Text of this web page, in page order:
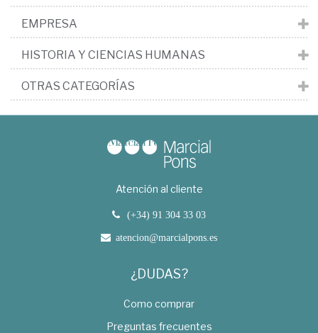
EMPRESA
HISTORIA Y CIENCIAS HUMANAS
OTRAS CATEGORÍAS
Atención al cliente
(+34) 91 304 33 03
atencion@marcialpons.es
¿DUDAS?
Como comprar
Preguntas frecuentes